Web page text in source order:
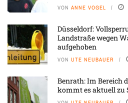
VON ANNE VOGEL
Düsseldorf:
Landstraße wegen
aufgehoben
VON UTE NEUBAUER
Benrath: Im Bereich
kommt es aktuell zu